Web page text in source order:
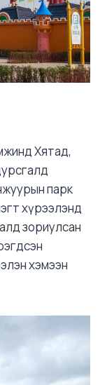
Хятад,
парк
хүрээлэнд
зориулсан
хэмээн